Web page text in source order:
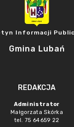
Informacji
Gmina Lubań
REDAKCJA
Administrator
Małgorzata Skórka
tel. 75 64659 22